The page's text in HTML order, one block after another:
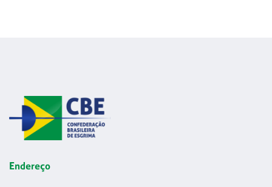
Endereço